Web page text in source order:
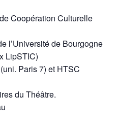
Coopération Culturelle
l’Université de Bourgogne
LipSTIC)
Paris 7) et HTSC
du Théâtre.